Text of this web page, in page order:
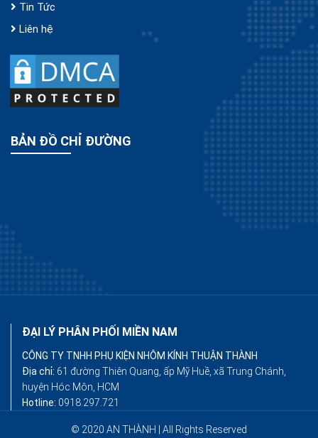
Tin Tức
Liên hệ
BẢN ĐỒ CHỈ ĐƯỜNG
ĐẠI LÝ PHÂN PHỐI MIỀN NAM
CÔNG TY TNHH PHỤ KIỆN NHÔM KÍNH THUẬN THÀNH
Địa chỉ: 61 đường Thiên Quang, ấp Mỹ Huề, xã Trung Chánh,
huyện Hóc Môn, HCM
Hotline: 0918.297.721
© 2020 AN THÀNH | All Rights Reserved